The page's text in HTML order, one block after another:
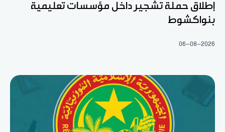
إطلاق حملة تشجير داخل مؤسسات تعليمية
بنواكشوط
06-08-2026